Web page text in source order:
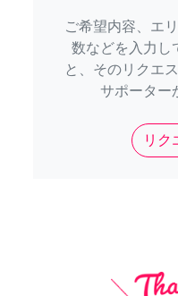
ご希望内容、エ
数などを入力し
と、そのリクエ
サポーター
リク